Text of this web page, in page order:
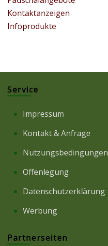
Kontaktanzeigen
Infoprodukte
Service
Impressum
Kontakt & Anfrage
Nutzungsbedingungen
Offenlegung
Datenschutzerklärung
Werbung
Partnerseiten